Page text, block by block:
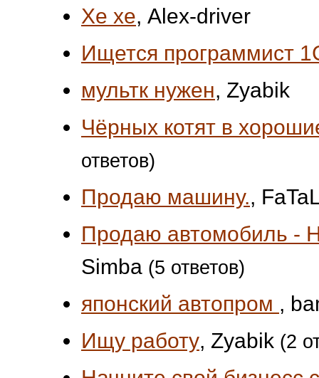
Хе хе, Alex-driver
Ищется программист
мультк нужен, Zyabik
Чёрных котят в
ответов)
Продаю машину.,
Продаю автомобиль -
Simba (5 ответов)
японский автопром ,
Ищу работу, Zyabik (2